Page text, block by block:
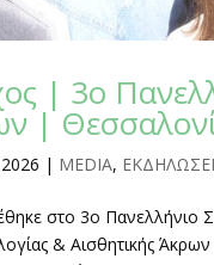
| 3ο
|
| MEDIA,
στο 3ο Πανελλήνιο
& Αισθητικής